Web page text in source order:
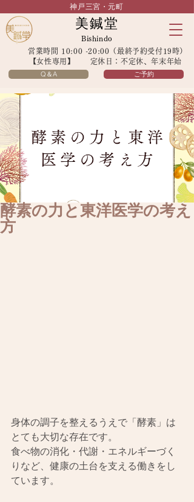
神戸三宮・元町
美鍼堂
Bishindo
営業時間 10:00 -20:00（最終予約受付19時）
【女性専用】 定休日：不定休、年末年始
Q＆A ご予約
酵素の力と東洋医学の考え
方
身体の調子を整えるうえで「酵素」は
とても大切な存在です。
食べ物の消化・代謝・エネルギーづく
りなど、健康の土台を支える働きをし
ています。